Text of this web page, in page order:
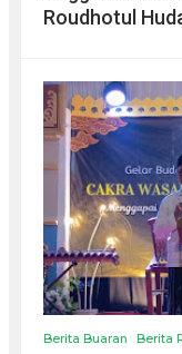
Roudhotul
Berita Buaran Berita